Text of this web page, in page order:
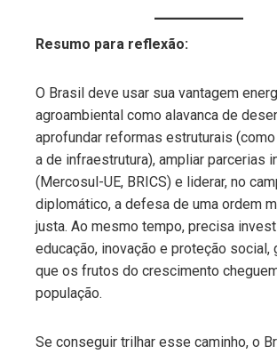
Resumo para reflexão:
O Brasil deve usar sua vantagem
agroambiental como alavanca de
aprofundar reformas estruturais
a de infraestrutura), ampliar parcerias
(Mercosul-UE, BRICS) e liderar, no
diplomático, a defesa de uma ordem
justa. Ao mesmo tempo, precisa
educação, inovação e proteção social,
que os frutos do crescimento
população.
Se conseguir trilhar esse caminho, o